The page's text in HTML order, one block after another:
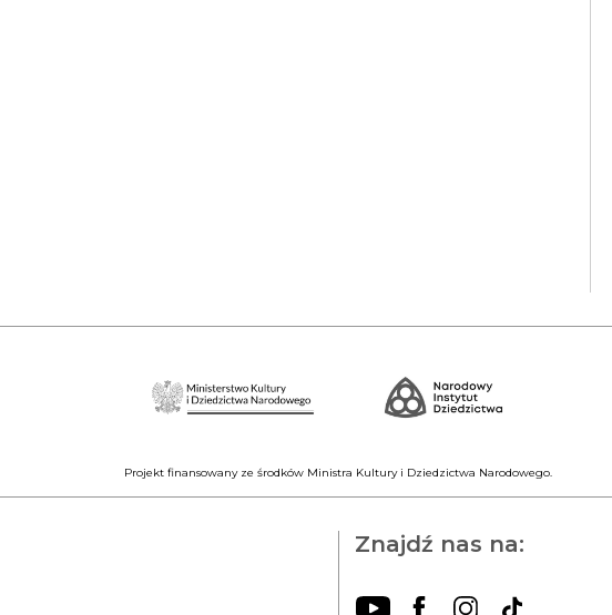
Projekt finansowany ze środków Ministra Kultury i Dziedzictwa Narodowego.
Znajdź nas na: